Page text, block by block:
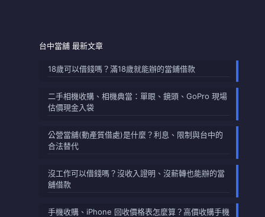
台中當舖 最新文章
18歲可以借錢嗎？滿18歲就能辦的當鋪借款
二手相機收購、相機典當：單眼、鏡頭、GoPro 現場
估價現金入袋
公營當舖(動產質借處)是什麼？利息、限制與台中的
合法替代
沒工作可以借錢嗎？沒收入證明、沒薪轉也能辦的當
舖借款
手機收購、iPhone 回收價格表怎麼算？高價收購手機